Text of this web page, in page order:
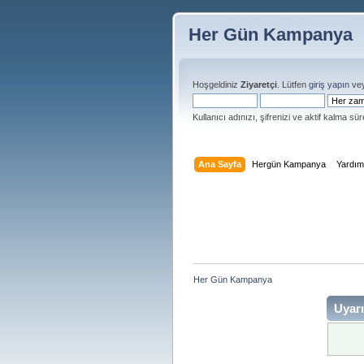
Her Gün Kampanya
Hoşgeldiniz Ziyaretçi . Lütfen giriş yapın
Kullanıcı adınızı, şifrenizi ve aktif kalma
Ana Sayfa Hergün Kampanya Yardım
Her Gün Kampanya